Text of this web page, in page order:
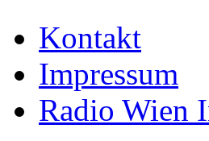
Kontakt
Impressum
Radio Wien